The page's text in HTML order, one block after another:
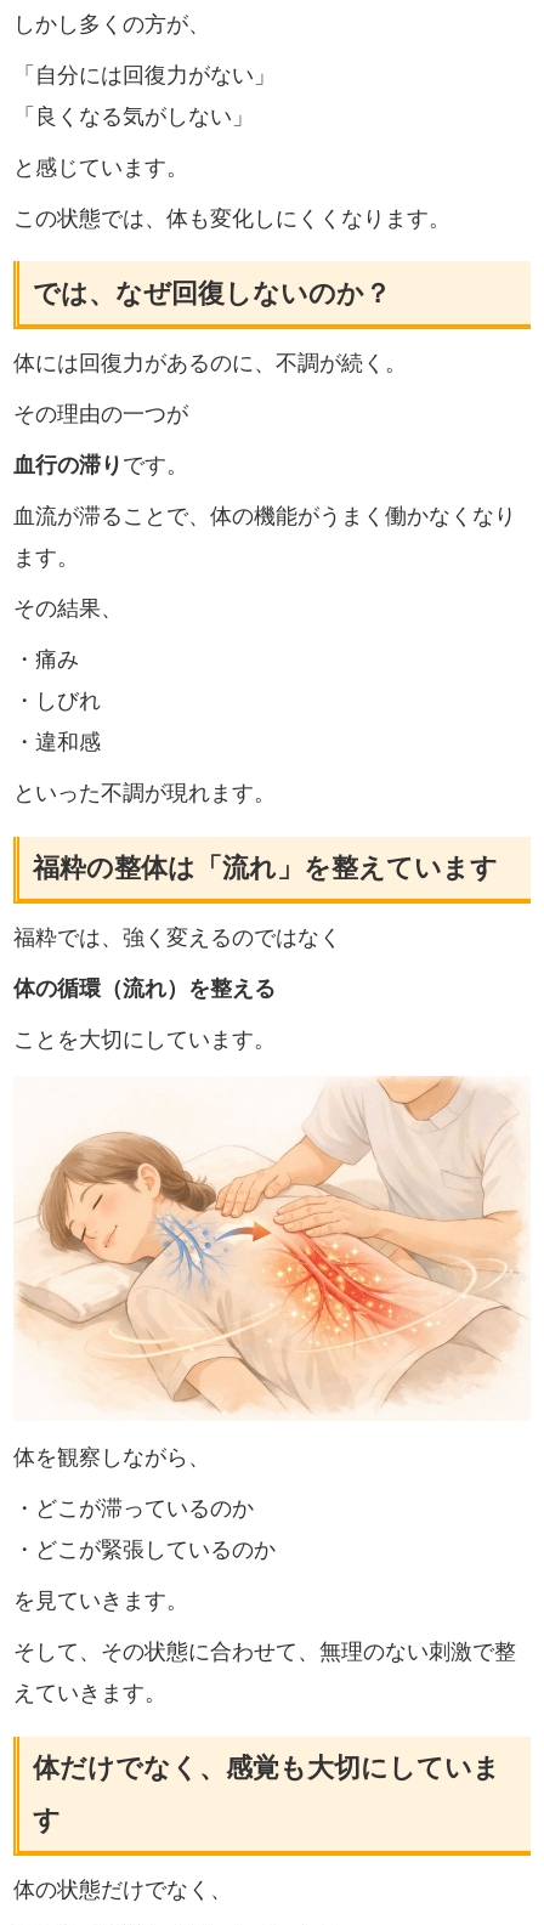
しかし多くの方が、
「自分には回復力がない」
「良くなる気がしない」
と感じています。
この状態では、体も変化しにくくなります。
では、なぜ回復しないのか？
体には回復力があるのに、不調が続く。
その理由の一つが
血行の滞りです。
血流が滞ることで、体の機能がうまく働かなくなり
ます。
その結果、
・痛み
・しびれ
・違和感
といった不調が現れます。
福粋の整体は「流れ」を整えています
福粋では、強く変えるのではなく
体の循環（流れ）を整える
ことを大切にしています。
体を観察しながら、
・どこが滞っているのか
・どこが緊張しているのか
を見ていきます。
そして、その状態に合わせて、無理のない刺激で整
えていきます。
体だけでなく、感覚も大切にしていま
す
体の状態だけでなく、